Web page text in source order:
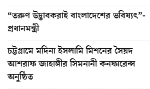
“তরুণ উদ্ভাবকরাই বাংলাদেশের ভবিষ্যৎ”-
প্রধানমন্ত্রী
চট্টগ্রামে মদিনা ইসলামি মিশনের সৈয়দ
আশরাফ জাহাঙ্গীর সিমনানী কনফারেন্স
অনুষ্ঠিত